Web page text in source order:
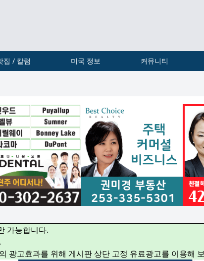
집 / 칼럼 미국 정보 커뮤니티
가능합니다.
광고효과를 위해 게시판 상단 고정 유료광고를 이용해